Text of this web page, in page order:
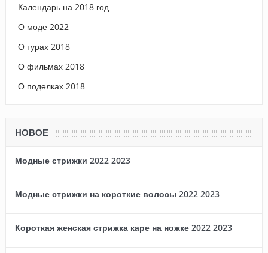
Календарь на 2018 год
О моде 2022
О турах 2018
О фильмах 2018
О поделках 2018
НОВОЕ
Модные стрижки 2022 2023
Модные стрижки на короткие волосы 2022 2023
Короткая женская стрижка каре на ножке 2022 2023